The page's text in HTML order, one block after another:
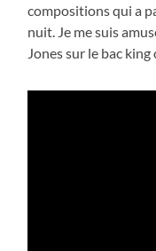
compositions qui a
nuit. Je me suis
Jones sur le bac